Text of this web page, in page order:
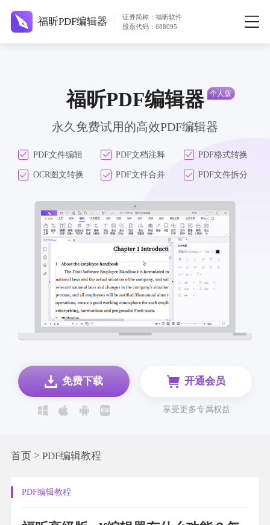
福昕PDF编辑器
证券简称：福昕软件
股票代码：688095
福昕PDF编辑器
永久免费试用的高效PDF编辑器
PDF文件编辑 PDF文档注释 PDF格式转换
OCR图文转换 PDF文件合并 PDF文件拆分
免费下载 开通会员
享受更多专属权益
首页> PDF编辑教程
PDF编辑教程